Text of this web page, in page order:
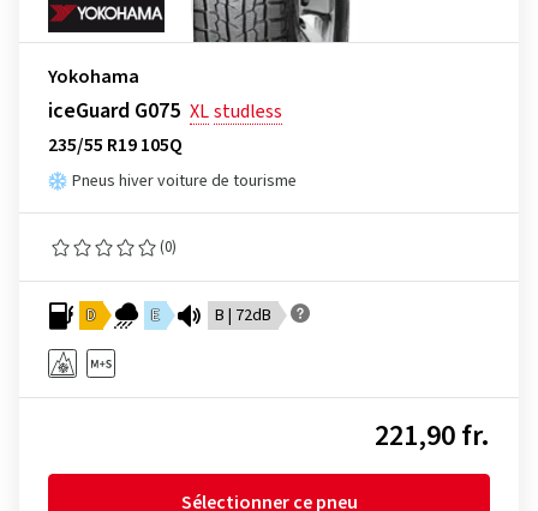
Yokohama
iceGuard G075 XLstudless
235/55 R19 105Q
Pneus hiver voiture de tourisme
(0)
D E B | 72dB
221,90 fr.
Sélectionner ce pneu